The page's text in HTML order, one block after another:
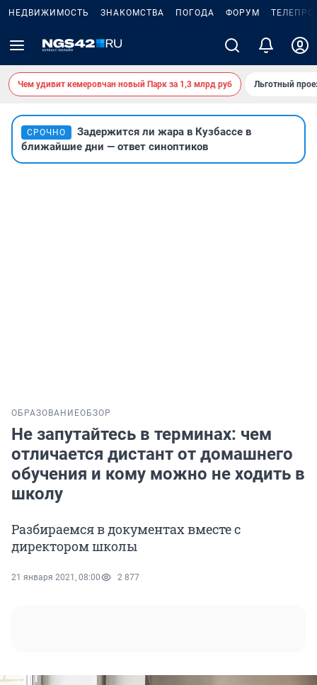
НЕДВИЖИМОСТЬ ЗНАКОМСТВА ПОГОДА ФОРУМ
Чем удивит кемеровчан новый Парк за 1,3 млрд руб Льготный
СРОЧНО
Задержится ли жара в Кузбассе в
ближайшие дни — ответ синоптиков
ОБРАЗОВАНИЕОБЗОР
Не запутайтесь в терминах: чем
отличается дистант от домашнего
обучения и кому можно не ходить в
школу
Разбираемся в документах вместе с
директором школы
21 января 2021, 08:00 2 877